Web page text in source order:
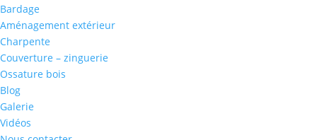
Bardage
Aménagement extérieur
Charpente
Couverture – zinguerie
Ossature bois
Blog
Galerie
Vidéos